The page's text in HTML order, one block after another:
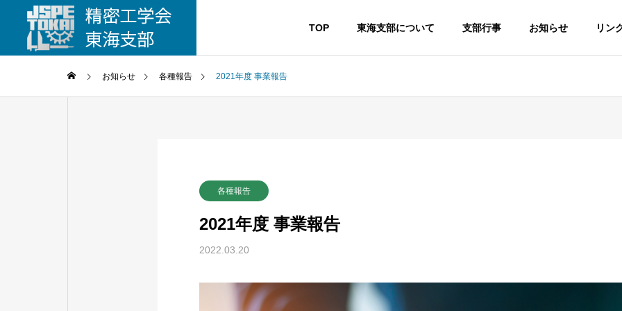
TOP 東海支部について 支部行事 お知らせ リン
お知らせ 各種報告 2021年度 事業報告
各種報告
2021年度 事業報告
2022.03.20